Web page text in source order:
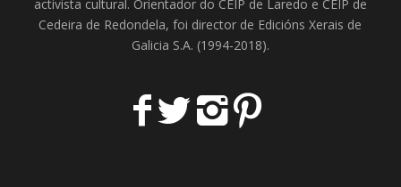
activista cultural. Orientador do CEIP de Laredo e CEIP de
Cedeira de Redondela, foi director de Edicións Xerais de
Galicia S.A. (1994-2018).